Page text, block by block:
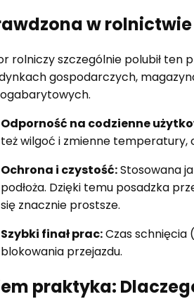
w
rolniczy szczególnie polubił ten
gospodarczych,
Odporność na codzienne
też wilgoć i zmienne temperatury,
Ochrona i czystość:Stosowana
podłoża. Dzięki temu posadzka
się znacznie prostsze.
Szybki finał prac:Czas schnięcia
blokowania przejazdu.
praktyka: